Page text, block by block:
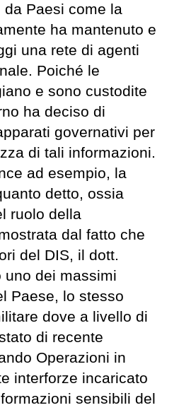
Paesi come la
ha mantenuto e
una rete di agenti
Poiché le
e sono custodite
ha deciso di
governativi per
di tali informazioni.
ad esempio, la
detto, ossia
ruolo della
dal fatto che
del DIS, il dott.
uno dei massimi
Paese, lo stesso
dove a livello di
di recente
Operazioni in
interforze incaricato
sensibili del